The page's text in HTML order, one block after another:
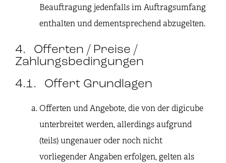
Beauftragung jedenfalls im Auftragsumfang
enthalten und dementsprechend abzugelten.
4. Offerten / Preise /
Zahlungsbedingungen
4.1. Offert Grundlagen
Offerten und Angebote, die von der digicube
unterbreitet werden, allerdings aufgrund
(teils) ungenauer oder noch nicht
vorliegender Angaben erfolgen, gelten als